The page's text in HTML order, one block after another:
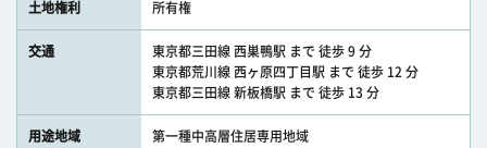
土地権利 所有権
交通
東京都三田線 西巣鴨駅 まで 徒歩 9 分
東京都荒川線 西ヶ原四丁目駅 まで 徒歩 12 分
東京都三田線 新板橋駅 まで 徒歩 13 分
用途地域 第一種中高層住居専用地域